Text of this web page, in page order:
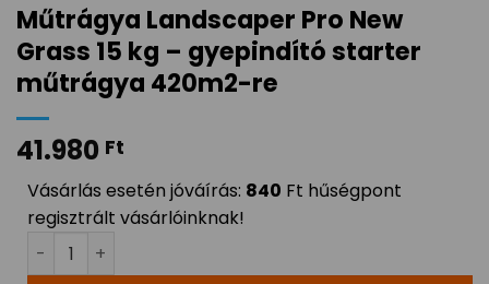
Műtrágya Landscaper Pro New
Grass 15 kg – gyepindító starter
műtrágya 420m2-re
41.980 Ft
Vásárlás esetén jóváírás: 840 Ft hűségpont
regisztrált vásárlóinknak!
Műtrágya Landscaper Pro New Grass 15 kg -